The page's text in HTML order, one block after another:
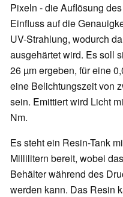
Pixeln - die Auflösung
Einfluss auf die
UV-Strahlung, wodurch
ausgehärtet wird. Es soll
26 µm ergeben, für eine
eine Belichtungszeit von
sein. Emittiert wird Licht
Nm.
Es steht ein Resin-Tank
Millilitern bereit, wobei
Behälter während des
werden kann. Das Resin